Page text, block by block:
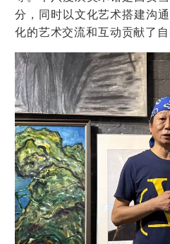
分，同时以文化艺术搭建沟
化的艺术交流和互动贡献了自